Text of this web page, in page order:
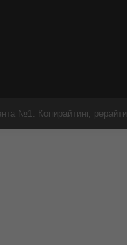
№1. Копирайтинг,